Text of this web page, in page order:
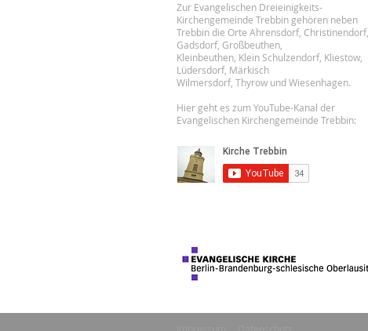
Zur Evangelischen Dreieinigkeits-
Kirchengemeinde Trebbin gehören neben
Trebbin die Orte Ahrensdorf, Christinendorf,
Gadsdorf, Großbeuthen,
Kleinbeuthen, Klein Schulzendorf, Kliestow,
Lüdersdorf, Märkisch
Wilmersdorf, Thyrow und Wiesenhagen.
Hier geht es zum YouTube-Kanal der
Evangelischen Kirchengemeinde Trebbin: